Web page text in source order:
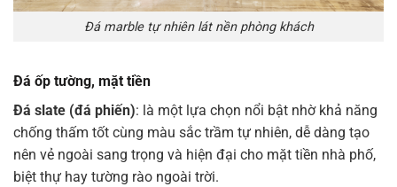
Đá marble tự nhiên lát nền phòng khách
Đá ốp tường, mặt tiền
Đá slate (đá phiến): là một lựa chọn nổi bật nhờ khả năng
chống thấm tốt cùng màu sắc trầm tự nhiên, dễ dàng tạo
nên vẻ ngoài sang trọng và hiện đại cho mặt tiền nhà phố,
biệt thự hay tường rào ngoài trời.